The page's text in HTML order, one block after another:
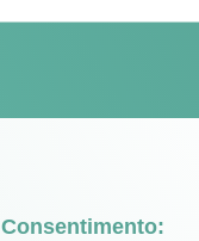
Consentimento: